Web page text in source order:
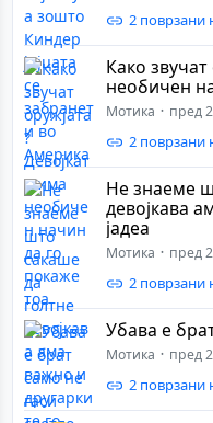
2 поврзани
Како
необичен
Мотика пред
2 поврзани
Не знаеме
девојкава
јадеа
Мотика пред
2 поврзани
Убава е
Мотика пред
2 поврзани